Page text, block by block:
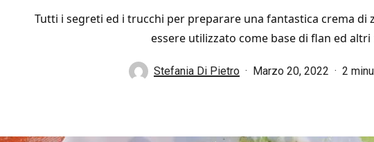
Tutti i segreti ed i trucchi per preparare una fantastica crema di
essere utilizzato come base di flan ed altri
Stefania Di Pietro Marzo 20, 2022 2